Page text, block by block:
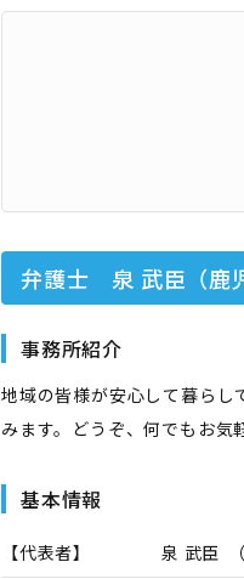
弁護士 泉 武臣（鹿
事務所紹介
地域の皆様が安心して暮らし
みます。どうぞ、何でもお気
基本情報
【代表者】 泉 武臣 （